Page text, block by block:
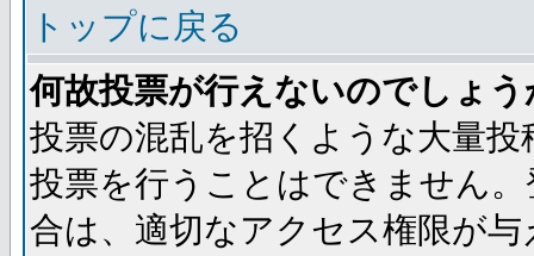
トップに戻る
何故投票が行えないのでしょう
投票の混乱を招くような大量
投票を行うことはできません
合は、適切なアクセス権限が